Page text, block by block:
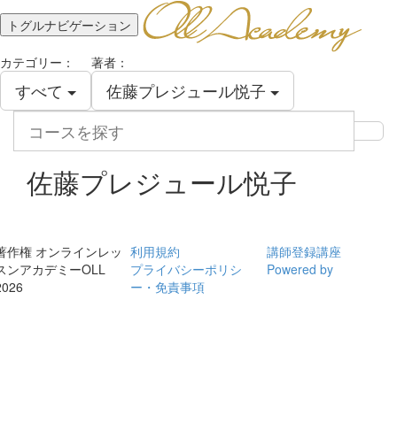
トグルナビゲーション
カテゴリー：
すべて
著者：
佐藤プレジュール悦子
ス
佐藤プレジュール悦子
作権 オンラインレッ
ンアカデミーOLL
利用規約
プライバシーポリシ
ー・免責事項
講師登録講座
Powered by